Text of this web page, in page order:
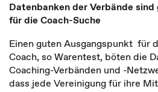
Datenbanken der Verbände
für die Coach-Suche
Einen guten Ausgangspunkt für
Coach, so Warentest, böten die
Coaching-Verbänden und -
dass jede Vereinigung für ihre